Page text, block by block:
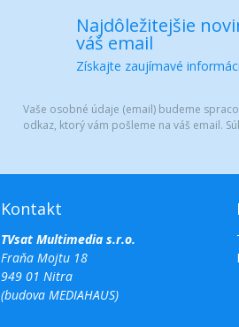
Najdôležitejšie
váš email
Získajte zaujímavé
Vaše osobné údaje (email) budeme
odkaz, ktorý vám pošleme na váš email.
Kontakt
TVsat Multimedia s.r.o.
Fraňa Mojtu 18
949 01 Nitra
(budova MEDIAHAUS)